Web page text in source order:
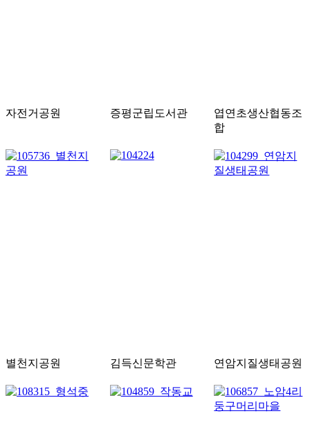
자전거공원 증평군립도서관
엽연초생산협동조
합
별천지공원 김득신문학관 연암지질생태공원